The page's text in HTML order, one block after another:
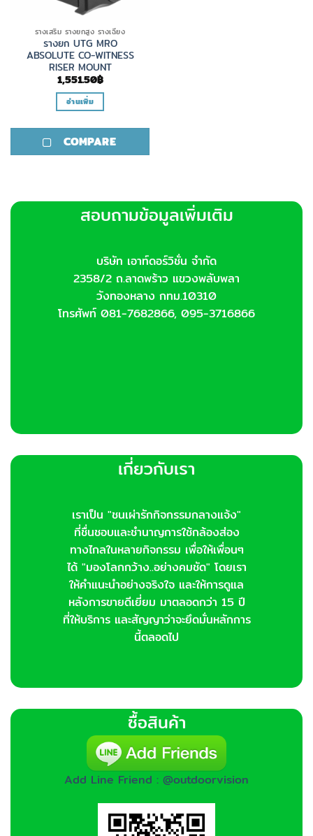
รางเสริม รางยกสูง รางเฉียง
รางยก UTG MRO
ABSOLUTE CO-WITNESS
RISER MOUNT
1,551.50฿
อ่านเพิ่ม
COMPARE
สอบถามข้อมูลเพิ่มเติม
บริษัท เอาท์ดอร์วิชั่น จำกัด
2358/2 ถ.ลาดพร้าว แขวงพลับพลา
วังทองหลาง กทม.10310
โทรศัพท์ 081-7682866, 095-3716866
เกี่ยวกับเรา
เราเป็น "ชนเผ่ารักกิจกรรมกลางแจ้ง"
ที่ชื่นชอบและชำนาญการใช้กล้องส่อง
ทางไกลในหลายกิจกรรม เพื่อให้เพื่อนๆ
ได้ "มองโลกกว้าง..อย่างคมชัด" โดยเรา
ให้คำแนะนำอย่างจริงใจ และให้การดูแล
หลังการขายดีเยี่ยม มาตลอดกว่า 15 ปี
ที่ให้บริการ และสัญญาว่าจะยึดมั่นหลักการ
นี้ตลอดไป
ซื้อสินค้า
Add Line Friend : @outdoorvision